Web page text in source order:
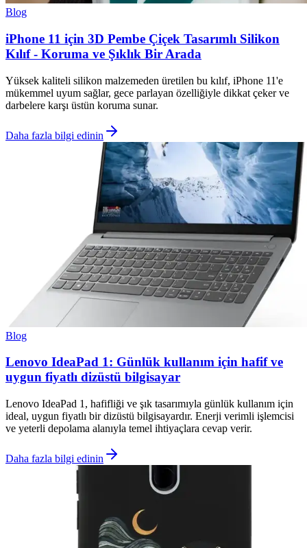
Blog
iPhone 11 için 3D Pembe Çiçek Tasarımlı Silikon
Kılıf - Koruma ve Şıklık Bir Arada
Yüksek kaliteli silikon malzemeden üretilen bu kılıf, iPhone 11'e
mükemmel uyum sağlar, gece parlayan özelliğiyle dikkat çeker ve
darbelere karşı üstün koruma sunar.
Daha fazla bilgi edinin
Blog
Lenovo IdeaPad 1: Günlük kullanım için hafif ve
uygun fiyatlı dizüstü bilgisayar
Lenovo IdeaPad 1, hafifliği ve şık tasarımıyla günlük kullanım için
ideal, uygun fiyatlı bir dizüstü bilgisayardır. Enerji verimli işlemcisi
ve yeterli depolama alanıyla temel ihtiyaçlara cevap verir.
Daha fazla bilgi edinin